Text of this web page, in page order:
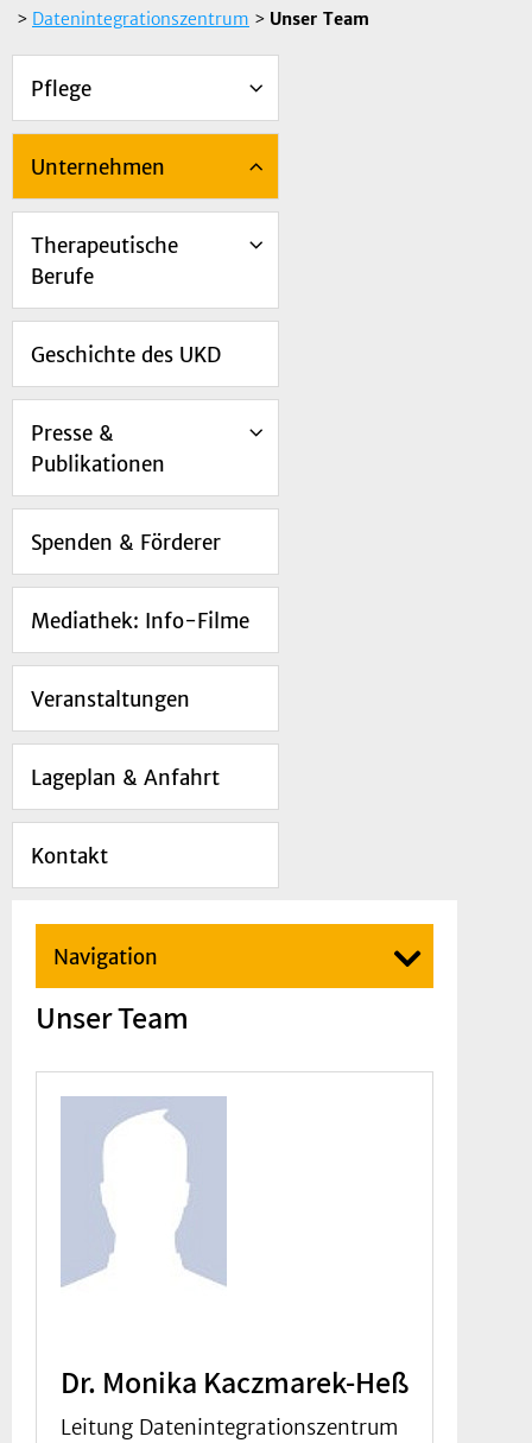
> Datenintegrationszentrum > Unser Team
Pflege
Unternehmen
Therapeutische
Berufe
Geschichte des UKD
Presse &
Publikationen
Spenden & Förderer
Mediathek: Info-Filme
Veranstaltungen
Lageplan & Anfahrt
Kontakt
Navigation
Unser Team
Dr. Monika Kaczmarek-Heß
Leitung Datenintegrationszentrum